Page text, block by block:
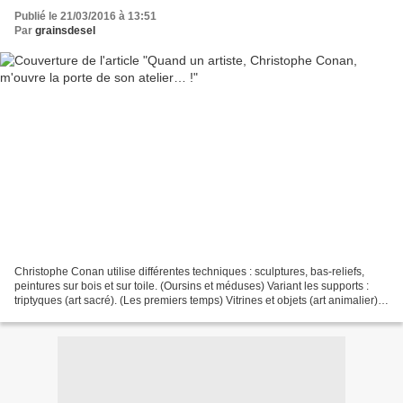
Publié le 21/03/2016 à 13:51
Par grainsdesel
Christophe Conan utilise différentes techniques : sculptures, bas-reliefs,
peintures sur bois et sur toile. (Oursins et méduses) Variant les supports :
triptyques (art sacré). (Les premiers temps) Vitrines et objets (art animalier).